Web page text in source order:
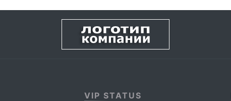
VIP STATUS